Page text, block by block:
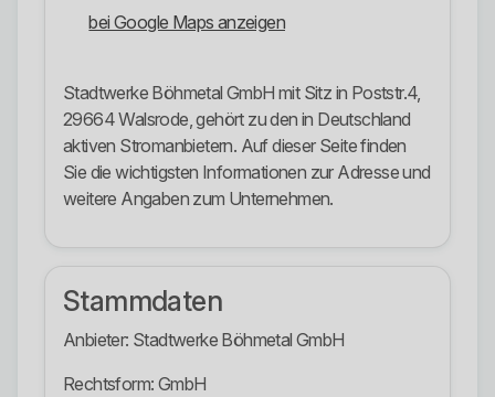
bei Google Maps anzeigen
Stadtwerke Böhmetal GmbH mit Sitz in Poststr.4,
29664 Walsrode, gehört zu den in Deutschland
aktiven Stromanbietern. Auf dieser Seite finden
Sie die wichtigsten Informationen zur Adresse und
weitere Angaben zum Unternehmen.
Stammdaten
Anbieter: Stadtwerke Böhmetal GmbH
Rechtsform: GmbH